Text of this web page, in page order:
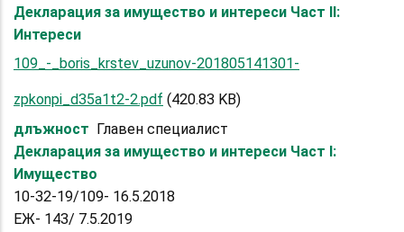
Декларация за имущество и интереси Част II:
Интереси
109_-_boris_krstev_uzunov-201805141301-
zpkonpi_d35a1t2-2.pdf (420.83 KB)
длъжност
Главен специалист
Декларация за имущество и интереси Част I:
Имущество
10-32-19/109- 16.5.2018
ЕЖ- 143/ 7.5.2019